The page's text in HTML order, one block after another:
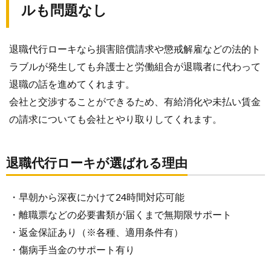
ルも問題なし
退職代行ローキなら損害賠償請求や懲戒解雇などの法的ト
ラブルが発生しても弁護士と労働組合が退職者に代わって
退職の話を進めてくれます。
会社と交渉することができるため、有給消化や未払い賃金
の請求についても会社とやり取りしてくれます。
退職代行ローキが選ばれる理由
・早朝から深夜にかけて24時間対応可能
・離職票などの必要書類が届くまで無期限サポート
・返金保証あり（※各種、適用条件有）
・傷病手当金のサポート有り